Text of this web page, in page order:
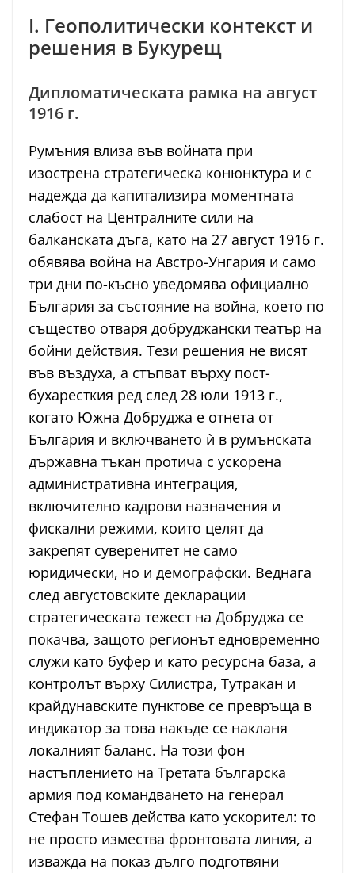
I. Геополитически контекст и
решения в Букурещ
Дипломатическата рамка на август
1916 г.
Румъния влиза във войната при
изострена стратегическа конюнктура и с
надежда да капитализира моментната
слабост на Централните сили на
балканската дъга, като на 27 август 1916 г.
обявява война на Австро-Унгария и само
три дни по-късно уведомява официално
България за състояние на война, което по
същество отваря добруджански театър на
бойни действия. Тези решения не висят
във въздуха, а стъпват върху пост-
бухаресткия ред след 28 юли 1913 г.,
когато Южна Добруджа е отнета от
България и включването ѝ в румънската
държавна тъкан протича с ускорена
административна интеграция,
включително кадрови назначения и
фискални режими, които целят да
закрепят суверенитет не само
юридически, но и демографски. Веднага
след августовските декларации
стратегическата тежест на Добруджа се
покачва, защото регионът едновременно
служи като буфер и като ресурсна база, а
контролът върху Силистра, Тутракан и
крайдунавските пунктове се превръща в
индикатор за това накъде се накланя
локалният баланс. На този фон
настъплението на Третата българска
армия под командването на генерал
Стефан Тошев действа като ускорител: то
не просто измества фронтовата линия, а
изважда на показ дълго подготвяни